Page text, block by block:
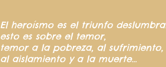
El heroísmo es el triunfo
esto es sobre el temor,
temor a la pobreza, al sufrimiento,
al aislamiento y a la muerte…